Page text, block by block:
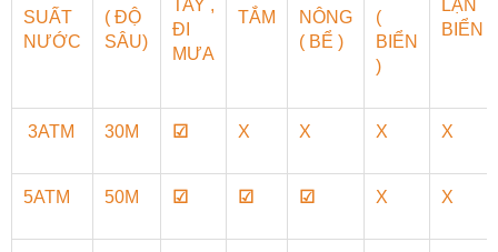
SUẤT
NƯỚC
( ĐỘ
SÂU)
TAY ,
ĐI
MƯA
TẮM
NÔNG
( BỂ )
(
BIỂN
)
LẶN
BIỂN
3ATM 30M ☑ X X X X
5ATM 50M ☑ ☑ ☑ X X